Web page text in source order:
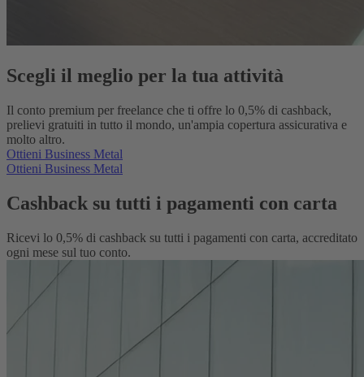
Scegli il meglio per la tua attività
Il conto premium per freelance che ti offre lo 0,5% di cashback,
prelievi gratuiti in tutto il mondo, un'ampia copertura assicurativa e
molto altro.
Ottieni Business Metal
Ottieni Business Metal
Cashback su tutti i pagamenti con carta
Ricevi lo 0,5% di cashback su tutti i pagamenti con carta, accreditato
ogni mese sul tuo conto.